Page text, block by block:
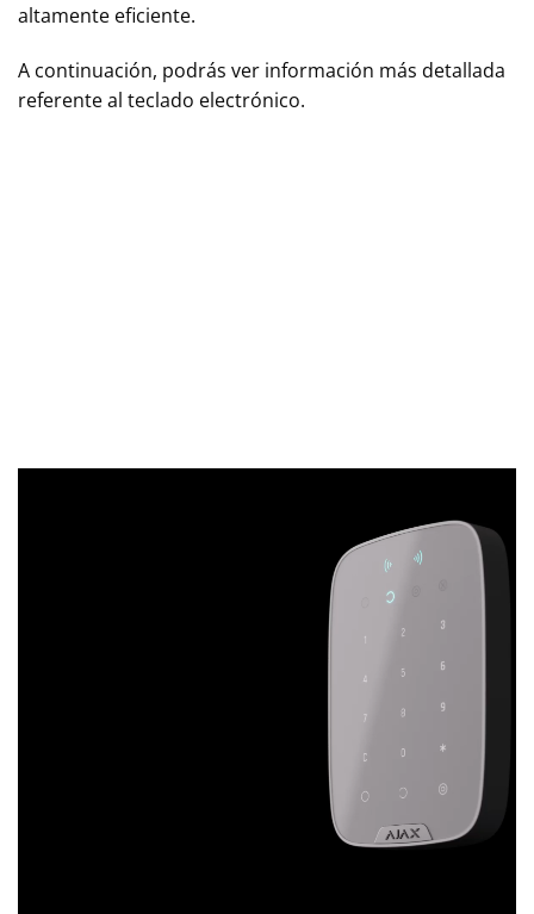
altamente eficiente.
A continuación, podrás ver información más detallada
referente al teclado electrónico.